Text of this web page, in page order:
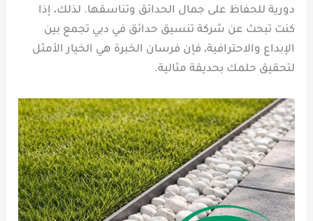
دورية للحفاظ على جمال الحدائق وتناسقها. لذلك، إذا
كنت تبحث عن شركة تنسيق حدائق في دبي تجمع بين
الإبداع والاحترافية، فإن فرسان الخبرة هي الخيار الأمثل
لتحقيق حلمك بحديقة مثالية.